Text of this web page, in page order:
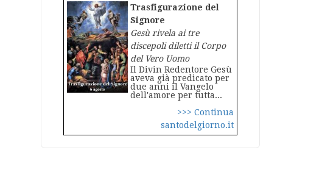
Trasfigurazione del
Signore
Gesù rivela ai tre
discepoli diletti il Corpo
del Vero Uomo
Il Divin Redentore Gesù
aveva già predicato per
due anni il Vangelo
dell'amore per tutta...
>>> Continua
santodelgiorno.it